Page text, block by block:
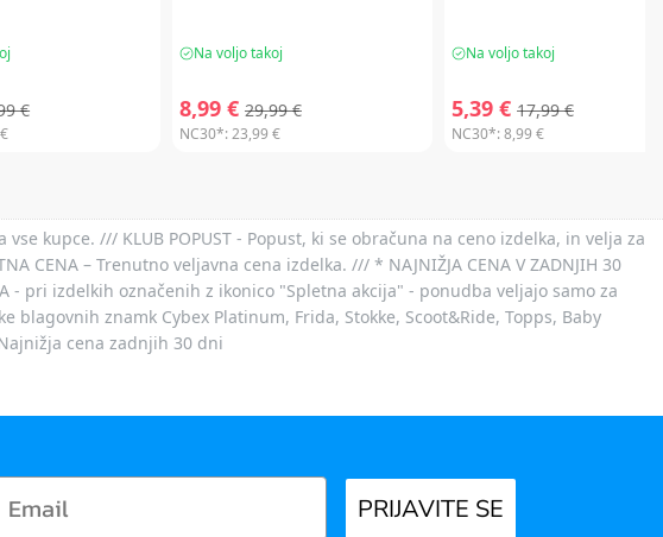
€
Na voljo takoj
8,99 € 29,99 €
NC30*:23,99 €
Na voljo takoj
5,39 € 17,99 €
NC30*:8,99 €
kupce. /// KLUB POPUST - Popust, ki se obračuna na ceno izdelka, in velja za
CENA – Trenutno veljavna cena izdelka. /// * NAJNIŽJA CENA V ZADNJIH 30
- pri izdelkih označenih z ikonico "Spletna akcija" - ponudba veljajo samo za
znamk Cybex Platinum, Frida, Stokke, Scoot&Ride, Topps, Baby
cena zadnjih 30 dni
PRIJAVITE SE